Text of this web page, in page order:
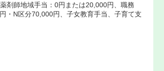
師地域手当：0円または20,000円、職務
・N区分70,000円、子女教育手当、子育て支